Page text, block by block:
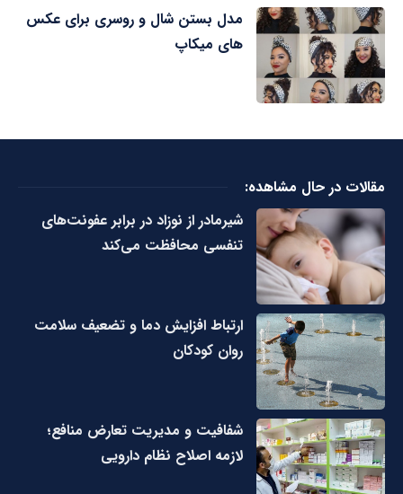
مدل بستن شال و روسری برای عکس
های میکاپ
مقالات در حال مشاهده:
شیرمادر از نوزاد در برابر عفونت‌های
تنفسی محافظت می‌کند
ارتباط افزایش دما و تضعیف سلامت
روان کودکان
شفافیت و مدیریت تعارض منافع؛
لازمه اصلاح نظام دارویی